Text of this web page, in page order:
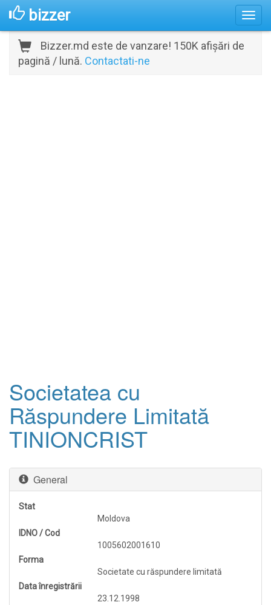
bizzer
Bizzer.md este de vanzare! 150K afișări de
pagină / lună. Contactati-ne
Societatea cu
Răspundere Limitată
TINIONCRIST
General
Stat
Moldova
IDNO / Cod
1005602001610
Forma
Societate cu răspundere limitată
Data înregistrării
23.12.1998